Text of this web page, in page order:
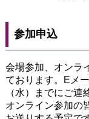
参加申込
会場参加、オンラ
ております。Eメ
（水）までにご連
オンライン参加の